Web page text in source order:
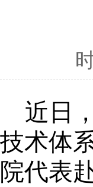
近日
技术体
院代表